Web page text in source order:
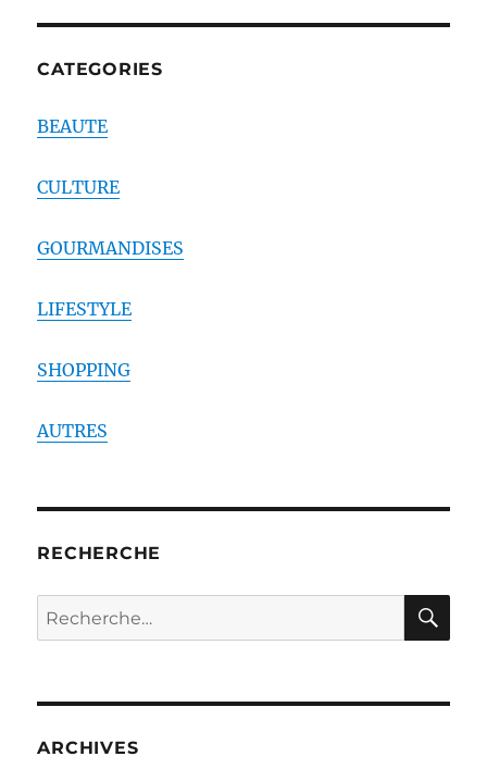
CATEGORIES
BEAUTE
CULTURE
GOURMANDISES
LIFESTYLE
SHOPPING
AUTRES
RECHERCHE
Recherche
pour :
ARCHIVES